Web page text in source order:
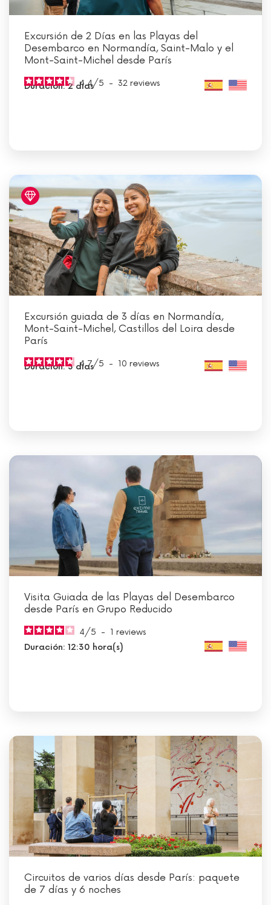
Excursión de 2 Días en las Playas del
Desembarco en Normandía, Saint-Malo y el
Mont-Saint-Michel desde París
4.4/5 - 32 reviews
Duración: 2 días
Excursión guiada de 3 días en Normandía,
Mont-Saint-Michel, Castillos del Loira desde
París
4.7/5 - 10 reviews
Duración: 3 días
Visita Guiada de las Playas del Desembarco
desde París en Grupo Reducido
4/5 - 1 reviews
Duración: 12:30 hora(s)
Circuitos de varios días desde París: paquete
de 7 días y 6 noches